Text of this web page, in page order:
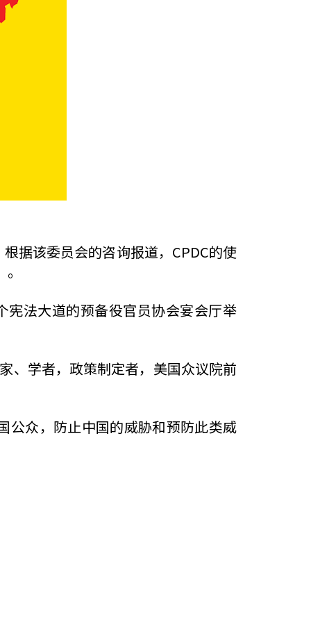
据该委员会的咨询报道，CPDC的使
法大道的预备役官员协会宴会厅举
、学者，政策制定者，美国众议院前
公众，防止中国的威胁和预防此类威